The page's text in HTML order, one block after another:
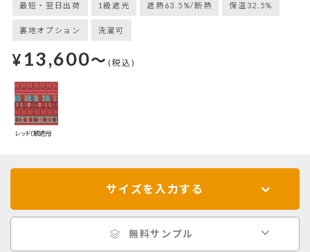
最短・翌日出荷 1級遮光 遮熱63.5%/断熱 保温32.5%
裏地オプション 洗濯可
¥13,600～ (税込)
レッド(1級遮光)
サイズを入力する
無料サンプル